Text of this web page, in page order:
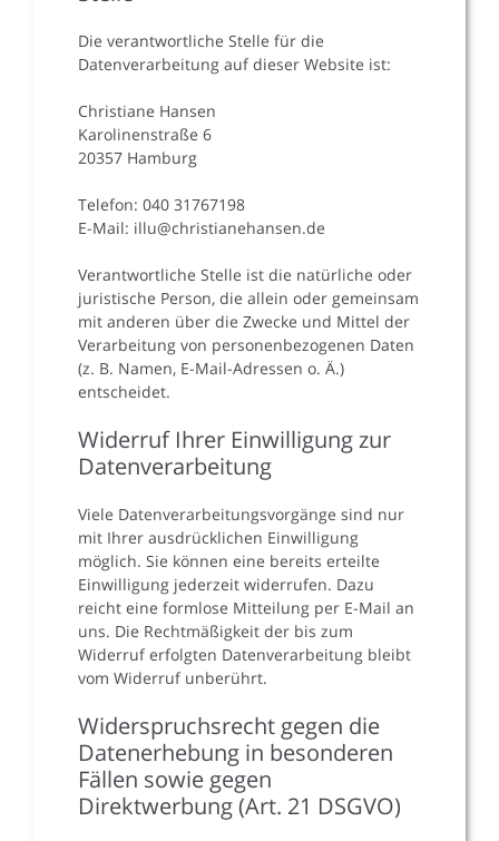
Die verantwortliche Stelle für die
Datenverarbeitung auf dieser Website ist:
Christiane Hansen
Karolinenstraße 6
20357 Hamburg
Telefon: 040 31767198
E-Mail: illu@christianehansen.de
Verantwortliche Stelle ist die natürliche oder
juristische Person, die allein oder gemeinsam
mit anderen über die Zwecke und Mittel der
Verarbeitung von personenbezogenen Daten
(z. B. Namen, E-Mail-Adressen o. Ä.)
entscheidet.
Widerruf Ihrer Einwilligung zur
Datenverarbeitung
Viele Datenverarbeitungsvorgänge sind nur
mit Ihrer ausdrücklichen Einwilligung
möglich. Sie können eine bereits erteilte
Einwilligung jederzeit widerrufen. Dazu
reicht eine formlose Mitteilung per E-Mail an
uns. Die Rechtmäßigkeit der bis zum
Widerruf erfolgten Datenverarbeitung bleibt
vom Widerruf unberührt.
Widerspruchsrecht gegen die
Datenerhebung in besonderen
Fällen sowie gegen
Direktwerbung (Art. 21 DSGVO)